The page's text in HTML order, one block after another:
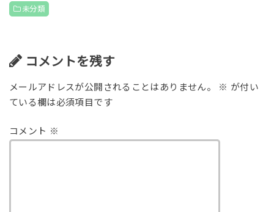
未分類
コメントを残す
メールアドレスが公開されることはありません。 ※ が付い
ている欄は必須項目です
コメント ※